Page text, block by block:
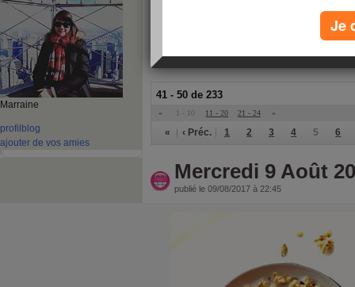
Marraine
profil blog
ajouter de vos amies
Blog de Wild-
41 - 50 de 233
« 1 - 10 11 - 20 21 - 24 »
« ‹ Préc. 1 2 3 4 5 6
Mercredi 9 Août
publié le 09/08/2017 à 22:45
Je